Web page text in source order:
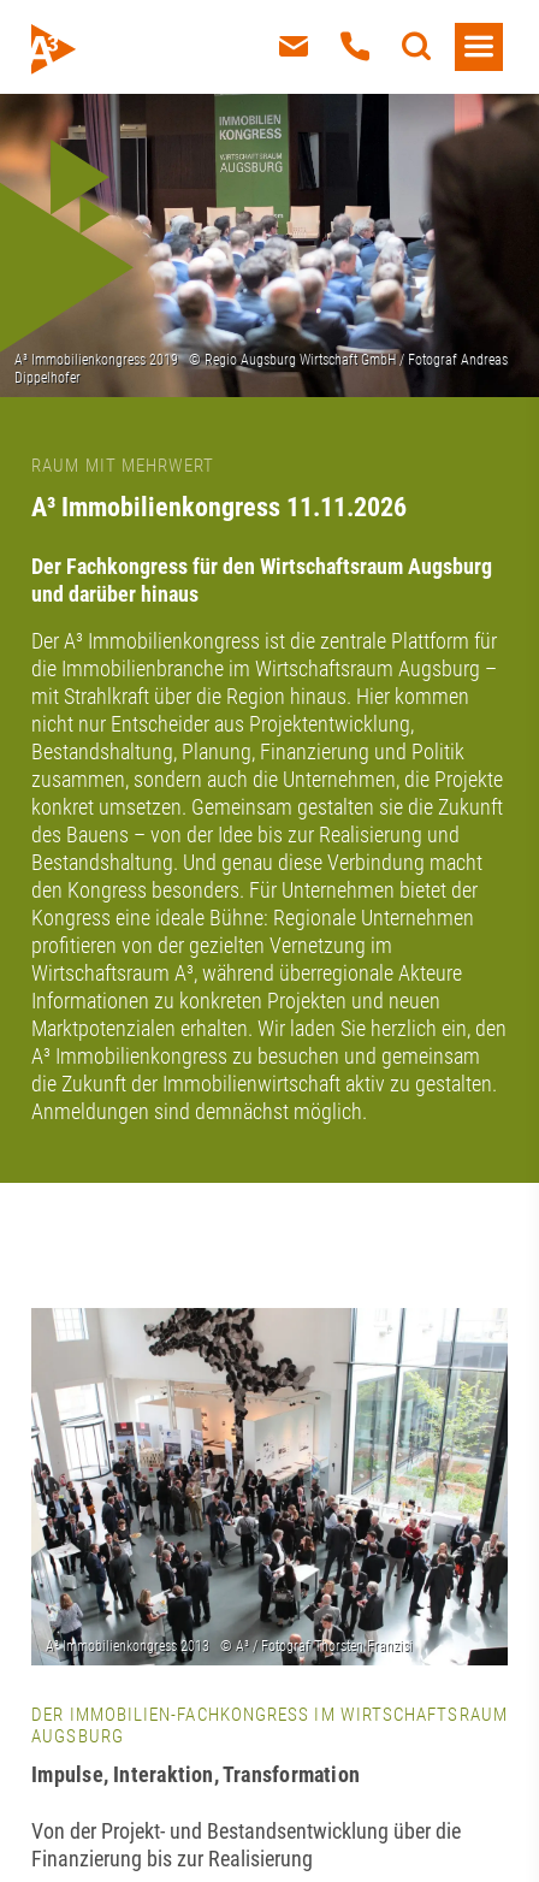
RAUM MIT MEHRWERT
A³ Immobilienkongress 11.11.2026
Der Fachkongress für den Wirtschaftsraum Augsburg
und darüber hinaus
Der A³ Immobilienkongress ist die zentrale Plattform für
die Immobilienbranche im Wirtschaftsraum Augsburg –
mit Strahlkraft über die Region hinaus. Hier kommen
nicht nur Entscheider aus Projektentwicklung,
Bestandshaltung, Planung, Finanzierung und Politik
zusammen, sondern auch die Unternehmen, die Projekte
konkret umsetzen. Gemeinsam gestalten sie die Zukunft
des Bauens – von der Idee bis zur Realisierung und
Bestandshaltung. Und genau diese Verbindung macht
den Kongress besonders. Für Unternehmen bietet der
Kongress eine ideale Bühne: Regionale Unternehmen
profitieren von der gezielten Vernetzung im
Wirtschaftsraum A³, während überregionale Akteure
Informationen zu konkreten Projekten und neuen
Marktpotenzialen erhalten. Wir laden Sie herzlich ein, den
A³ Immobilienkongress zu besuchen und gemeinsam
die Zukunft der Immobilienwirtschaft aktiv zu gestalten.
Anmeldungen sind demnächst möglich.
DER IMMOBILIEN-FACHKONGRESS IM WIRTSCHAFTSRAUM
AUGSBURG
Impulse, Interaktion, Transformation
Von der Projekt- und Bestandsentwicklung über die
Finanzierung bis zur Realisierung